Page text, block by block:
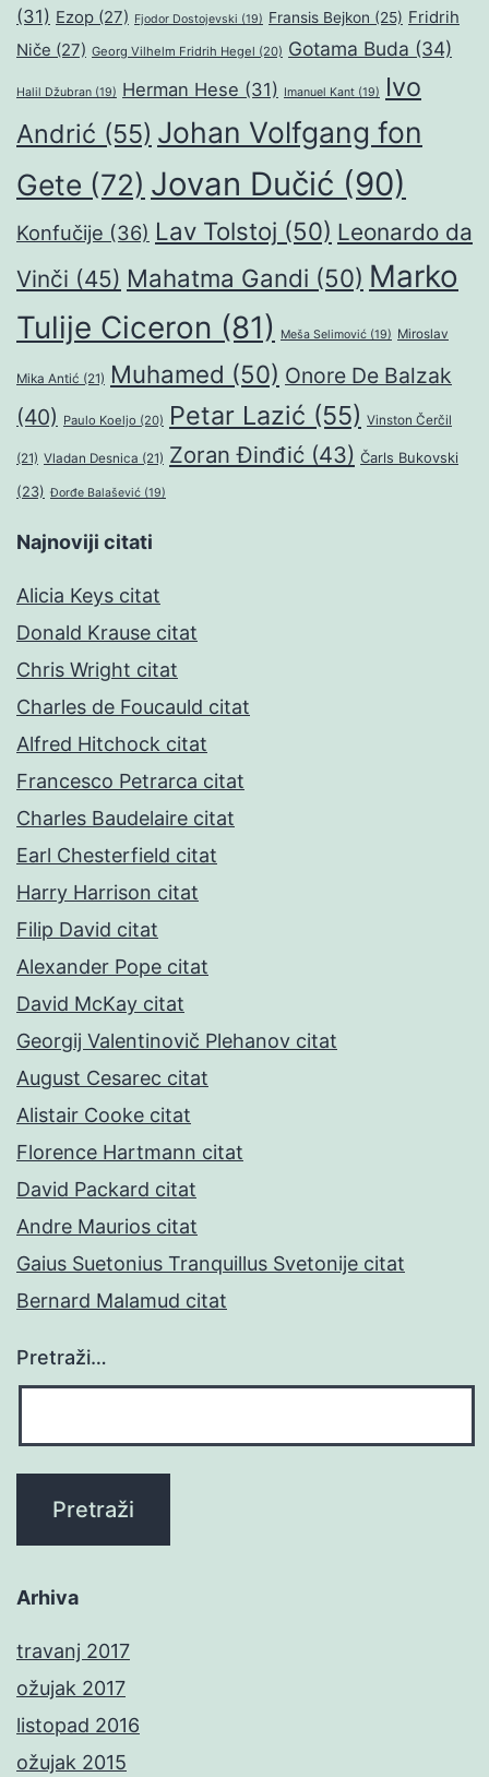
(31) Ezop (27) Fjodor Dostojevski (19) Fransis Bejkon (25) Fridrih
Niče (27) Georg Vilhelm Fridrih Hegel (20) Gotama Buda (34)
Halil Džubran (19) Herman Hese (31) Imanuel Kant (19)
Ivo
Andrić (55) Johan Volfgang fon
Gete (72) Jovan Dučić (90)
Konfučije (36) Lav Tolstoj (50) Leonardo da
Vinči (45) Mahatma Gandi (50) Marko
Tulije Ciceron (81) Meša Selimović (19) Miroslav
Mika Antić (21) Muhamed (50) Onore De Balzak
(40) Paulo Koeljo (20) Petar Lazić (55) Vinston Čerčil
(21) Vladan Desnica (21) Zoran Đinđić (43) Čarls Bukovski
(23) Đorđe Balašević (19)
Najnoviji citati
Alicia Keys citat
Donald Krause citat
Chris Wright citat
Charles de Foucauld citat
Alfred Hitchock citat
Francesco Petrarca citat
Charles Baudelaire citat
Earl Chesterfield citat
Harry Harrison citat
Filip David citat
Alexander Pope citat
David McKay citat
Georgij Valentinovič Plehanov citat
August Cesarec citat
Alistair Cooke citat
Florence Hartmann citat
David Packard citat
Andre Maurios citat
Gaius Suetonius Tranquillus Svetonije citat
Bernard Malamud citat
Pretraži…
Arhiva
travanj 2017
ožujak 2017
listopad 2016
ožujak 2015